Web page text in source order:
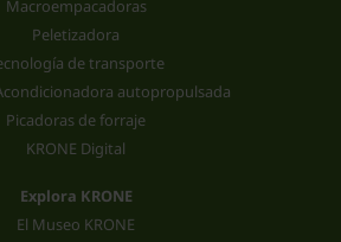
Macroempacadoras
Peletizadora
de transporte
autopropulsada
Picadoras de forraje
KRONE Digital
Explora KRONE
El Museo KRONE